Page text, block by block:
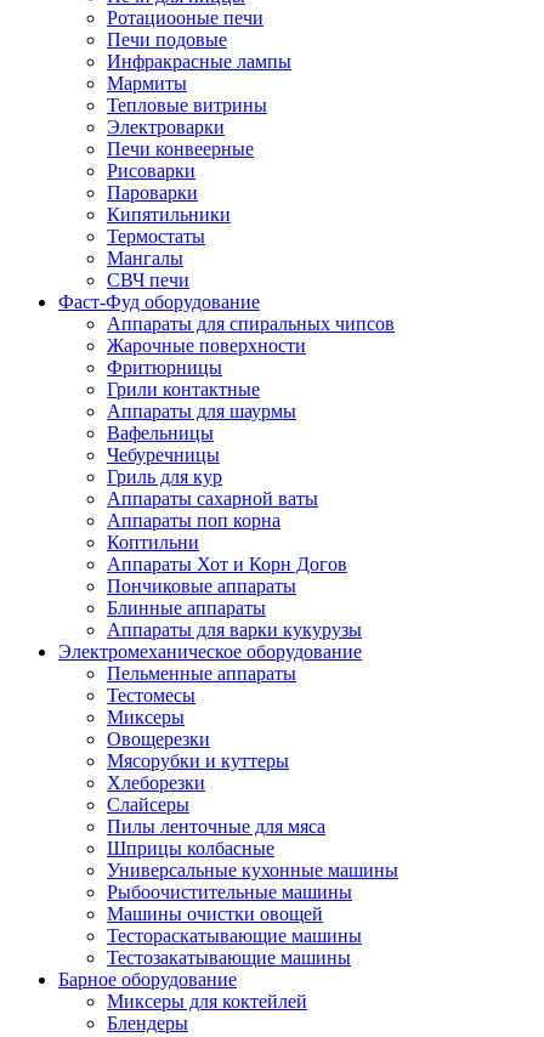
Ротациооные печи
Печи подовые
Инфракрасные лампы
Мармиты
Тепловые витрины
Электроварки
Печи конвеерные
Рисоварки
Пароварки
Кипятильники
Термостаты
Мангалы
СВЧ печи
Фаст-Фуд оборудование
Аппараты для спиральных чипсов
Жарочные поверхности
Фритюрницы
Грили контактные
Аппараты для шаурмы
Вафельницы
Чебуречницы
Гриль для кур
Аппараты сахарной ваты
Аппараты поп корна
Коптильни
Аппараты Хот и Корн Догов
Пончиковые аппараты
Блинные аппараты
Аппараты для варки кукурузы
Электромеханическое оборудование
Пельменные аппараты
Тестомесы
Миксеры
Овощерезки
Мясорубки и куттеры
Хлеборезки
Слайсеры
Пилы ленточные для мяса
Шприцы колбасные
Универсальные кухонные машины
Рыбоочистительные машины
Машины очистки овощей
Тестораскатывающие машины
Тестозакатывающие машины
Барное оборудование
Миксеры для коктейлей
Блендеры